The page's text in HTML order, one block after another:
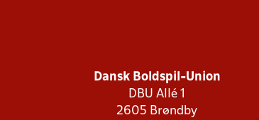
Dansk Boldspil-Union
DBU Allé 1
2605 Brøndby